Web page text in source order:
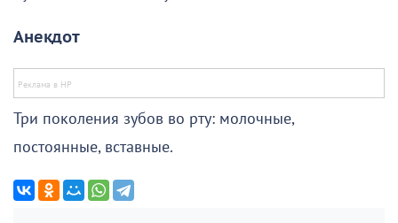
Анекдот
Три поколения зубов во рту: молочные,
постоянные, вставные.